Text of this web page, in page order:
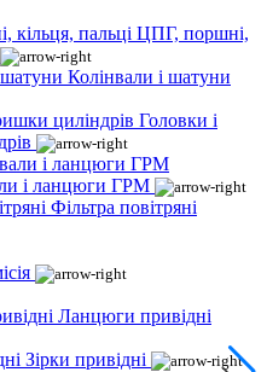
ЦПГ, поршні,
Колінвали і шатуни
Головки і
і ланцюги ГРМ
Фільтра повітряні
Ланцюги привідні
Зірки привідні